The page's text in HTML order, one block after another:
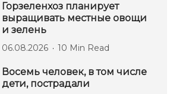
Горзеленхоз планирует
выращивать местные овощи
и зелень
06.08.2026 10 Min Read
Восемь человек, в том числе
дети, пострадали